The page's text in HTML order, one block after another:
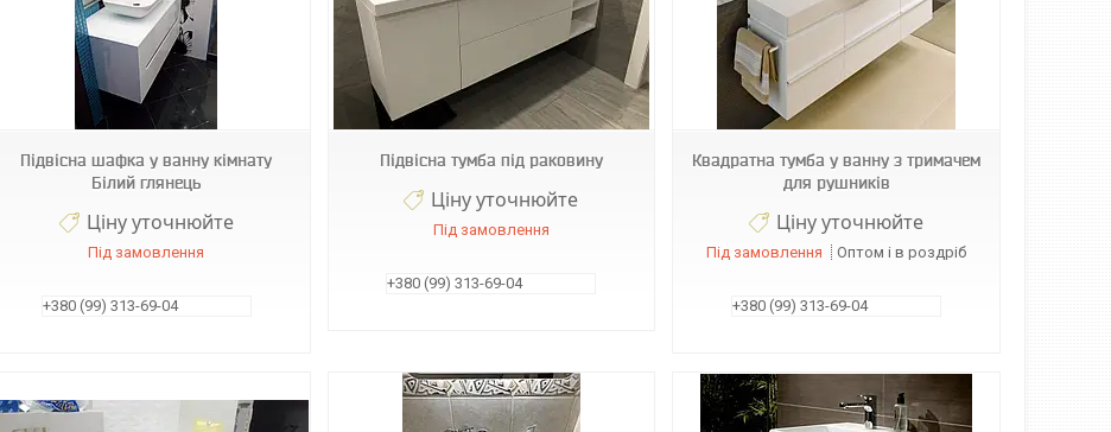
Підвісна шафка у ванну кімнату
Білий глянець
Ціну уточнюйте
Під замовлення
+380 (99) 313-69-04
Підвісна тумба під раковину
Ціну уточнюйте
Під замовлення
+380 (99) 313-69-04
Квадратна тумба у ванну з тримачем
для рушників
Ціну уточнюйте
Під замовлення Оптом і в роздріб
+380 (99) 313-69-04